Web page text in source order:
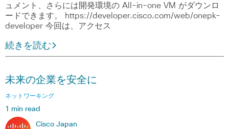
ュメント、さらには開発環境の All-in-one VM がダウンロ
ードできます。 https://developer.cisco.com/web/onepk-
developer 今回は、アクセス
続きを読む
未来の企業を安全に
ネットワーキング
1 min read
Cisco Japan